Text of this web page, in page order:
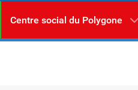
Centre social du Polygone